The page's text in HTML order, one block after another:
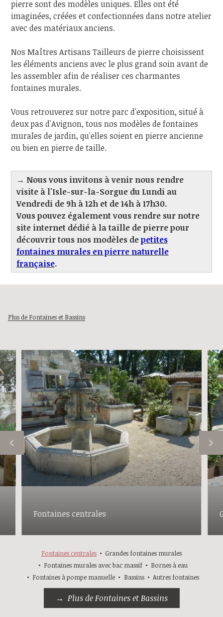
pierre sont des modèles uniques. Elles ont été
imaginées, créées et confectionnées dans notre atelier
avec des matériaux anciens.
Nos Maîtres Artisans Tailleurs de pierre choisissent
les éléments anciens avec le plus grand soin avant de
les assembler afin de réaliser ces charmantes
fontaines murales.
Vous retrouverez sur notre parc d'exposition, situé à
deux pas d'Avignon, tous nos modèles de fontaines
murales de jardin, qu'elles soient en pierre ancienne
ou bien en pierre de taille.
→ Nous vous invitons à venir nous rendre
visite à l'Isle-sur-la-Sorgue du Lundi au
Vendredi de 9h à 12h et de 14h à 17h30.
Vous pouvez également vous rendre sur notre
site internet dédié à la taille de pierre pour
découvrir tous nos modèles depetites
fontaines murales en pierre naturelle
française.
Plus de Fontaines et Bassins
Fontaines centrales
Fontaines centrales
Grandes fontaines murales
Fontaines murales avec bac massif
Bornes à eau
Fontaines à pompe manuelle
Bassins Autres fontaines
Plus de Fontaines et Bassins